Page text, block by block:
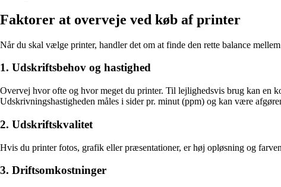
Faktorer at overveje ved køb af printer
Når du skal vælge printer, handler det om at finde den rette balance
1. Udskriftsbehov og hastighed
Overvej hvor ofte og hvor meget du printer. Til lejlighedsvis brug kan en
Udskrivningshastigheden måles i sider pr. minut (ppm) og kan være
2. Udskriftskvalitet
Hvis du printer fotos, grafik eller præsentationer, er høj opløsning og
3. Driftsomkostninger